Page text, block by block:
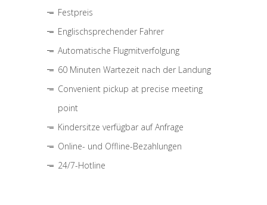
Festpreis
Englischsprechender Fahrer
Automatische Flugmitverfolgung
60 Minuten Wartezeit nach der Landung
Convenient pickup at precise meeting
point
Kindersitze verfügbar auf Anfrage
Online- und Offline-Bezahlungen
24/7-Hotline